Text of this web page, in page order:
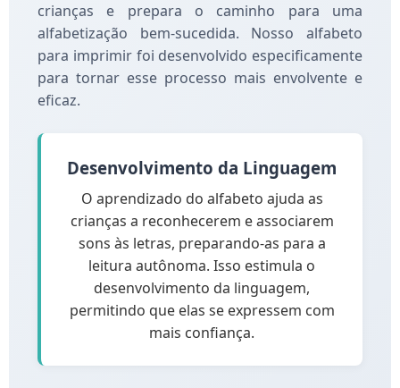
crianças e prepara o caminho para uma
alfabetização bem-sucedida. Nosso alfabeto
para imprimir foi desenvolvido especificamente
para tornar esse processo mais envolvente e
eficaz.
Desenvolvimento da Linguagem
O aprendizado do alfabeto ajuda as
crianças a reconhecerem e associarem
sons às letras, preparando-as para a
leitura autônoma. Isso estimula o
desenvolvimento da linguagem,
permitindo que elas se expressem com
mais confiança.